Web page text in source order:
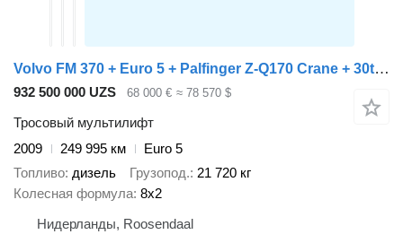
Volvo FM 370 + Euro 5 + Palfinger Z-Q170 Crane + 30ton NCH lift + Cont
932 500 000 UZS 68 000 € ≈ 78 570 $
Тросовый мультилифт
2009
249 995 км
Euro 5
Топливо дизель Грузопод. 21 720 кг
Колесная формула 8x2
Нидерланды, Roosendaal